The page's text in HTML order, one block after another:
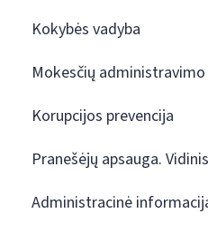
Kokybės vadyba
Mokesčių
Korupcijos prevencija
Pranešėjų apsauga.
Administracinė